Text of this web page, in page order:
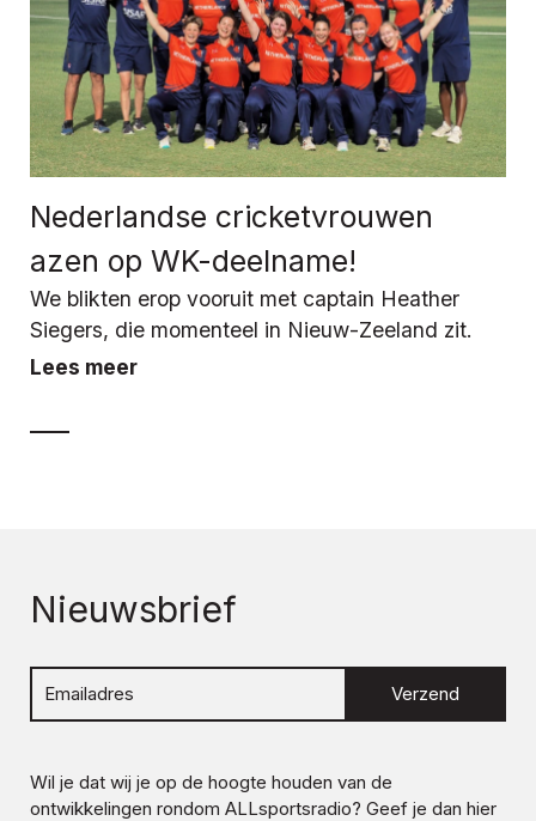
Nederlandse cricketvrouwen
azen op WK-deelname!
We blikten erop vooruit met captain Heather
Siegers, die momenteel in Nieuw-Zeeland zit.
Lees meer
Nieuwsbrief
Verzend
Wil je dat wij je op de hoogte houden van de
ontwikkelingen rondom ALLsportsradio? Geef je dan hier